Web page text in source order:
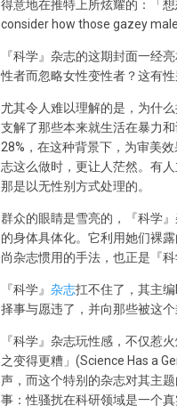
得意地在推特上所炫耀的：「
consider how those gazey
『科学』杂志的这期封面一经
性者而忽略女性变性者？这有性
尤其令人难以理解的是，为什
支解了那些本来就生活在暴力
28%，在这种背景下，为审美
志这么做时，更让人茫然。有
那是以无性别方式处理的。
群众的眼睛是雪亮的，『科学
的身体具体化。它利用她们裸
尚杂志惯用的手法，也正是『
『科学』 杂志扛不住了，其主
择事与愿违了，并向那些被这个
『科学』杂志玩性感，不仅惹
之变得更糟」(Science Has a
声，而这个特别的杂志对其主
事：性骚扰在科研领域是一个